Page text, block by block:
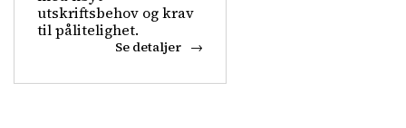
utskriftsbehov og krav
til pålitelighet.
Se detaljer